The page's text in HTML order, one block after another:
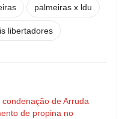
palmeiras x ldu
libertadores
de Arruda
de propina no